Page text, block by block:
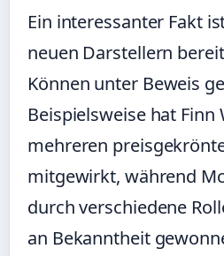
Ein interessanter Fakt
neuen Darstellern
Können unter Beweis
Beispielsweise hat Finn
mehreren
mitgewirkt, während
durch verschiedene
an Bekanntheit